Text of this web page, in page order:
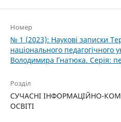
Номер
№ 1 (2023): Наукові записки
національного педагогічного
Володимира Гнатюка. Серія:
Розділ
СУЧАСНІ ІНФОРМАЦІЙНО-
ОСВІТІ